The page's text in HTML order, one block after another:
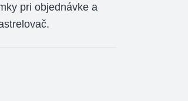
pri objednávke a